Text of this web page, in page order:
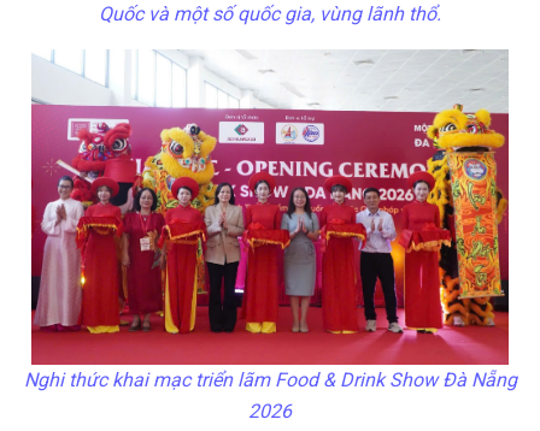
Quốc và một số quốc gia, vùng lãnh thổ.
Nghi thức khai mạc triển lãm Food & Drink Show Đà Nẵng
2026